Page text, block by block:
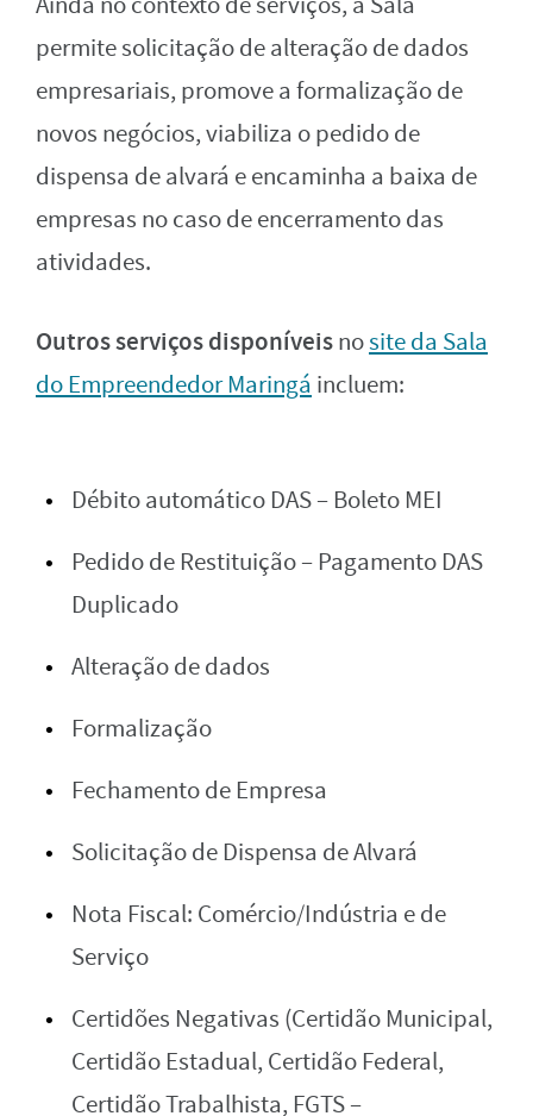
permite solicitação de alteração de dados
empresariais, promove a formalização de
novos negócios, viabiliza o pedido de
dispensa de alvará e encaminha a baixa de
empresas no caso de encerramento das
atividades.
Outros serviços disponíveisnosite da Sala
do Empreendedor Maringá incluem:
Débito automático DAS – Boleto MEI
Pedido de Restituição – Pagamento DAS
Duplicado
Alteração de dados
Formalização
Fechamento de Empresa
Solicitação de Dispensa de Alvará
Nota Fiscal: Comércio/Indústria e de
Serviço
Certidões Negativas (Certidão Municipal,
Certidão Estadual, Certidão Federal,
Certidão Trabalhista, FGTS –